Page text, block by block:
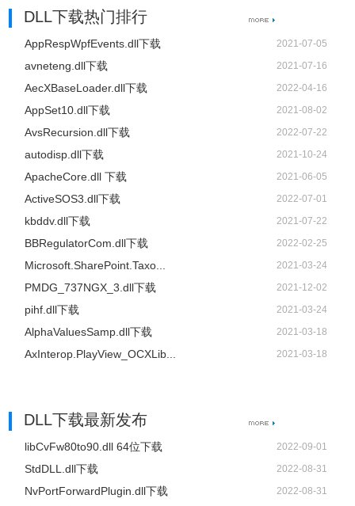
DLL下载热门排行
AppRespWpfEvents.dll下载 2021-07-05
avneteng.dll下载 2021-07-16
AecXBaseLoader.dll下载 2022-04-16
AppSet10.dll下载 2021-08-02
AvsRecursion.dll下载 2022-07-22
autodisp.dll下载 2021-10-24
ApacheCore.dll 下载 2021-06-05
ActiveSOS3.dll下载 2022-07-01
kbddv.dll下载 2021-07-22
BBRegulatorCom.dll下载 2022-02-25
Microsoft.SharePoint.Taxo... 2021-03-24
PMDG_737NGX_3.dll下载 2021-12-02
pihf.dll下载 2021-03-24
AlphaValuesSamp.dll下载 2021-03-18
AxInterop.PlayView_OCXLib... 2021-03-18
DLL下载最新发布
libCvFw80to90.dll 64位下载 2022-09-01
StdDLL.dll下载 2022-08-31
NvPortForwardPlugin.dll下载 2022-08-31